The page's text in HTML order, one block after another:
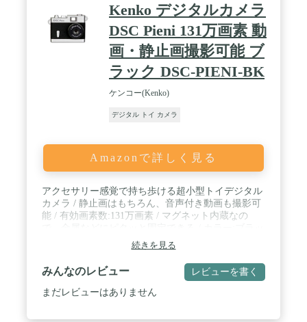
Kenko デジタルカメラ
DSC Pieni 131万画素 動
画・静止画撮影可能 ブ
ラック DSC-PIENI-BK
ケンコー(Kenko)
デジタル トイ カメラ
Amazonで詳しく見る
アクセサリー感覚で持ち歩ける超小型トイデジタル
カメラ / 静止画はもちろん、音声付き動画も撮影可
能 / 有効画素数:131万画素 / マグネット内蔵なの
続きを見る
みんなのレビュー レビューを書く
まだレビューはありません